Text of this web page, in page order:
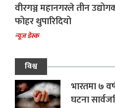
वीरगञ्ज महानगरले तीन
फोहर थुपारिदियो
न्यूज डेस्क
विश्व
भारतमा ७
घटना